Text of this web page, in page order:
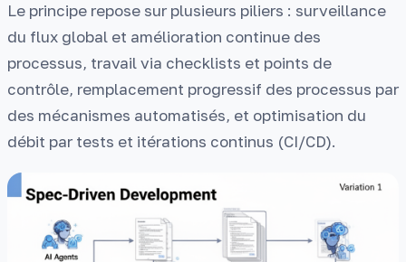
Le principe repose sur plusieurs piliers : surveillance
du flux global et amélioration continue des
processus, travail via checklists et points de
contrôle, remplacement progressif des processus par
des mécanismes automatisés, et optimisation du
débit par tests et itérations continus (CI/CD).